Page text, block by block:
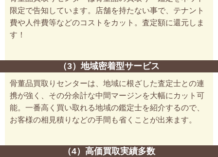
限定で告知しています。店舗を持たない事で、テナント
費や人件費等などのコストをカット。査定額に還元しま
す！
（3）地域密着型サービス
骨董品買取りセンターは、地域に根ざした査定士との連
携が強く、その分余計な中間マージンを大幅にカット可
能。一番高く買い取れる地域の鑑定士を紹介するので、
お客様の相見積りなどの手間も省くことが出来ます。
（4）高価買取実績多数